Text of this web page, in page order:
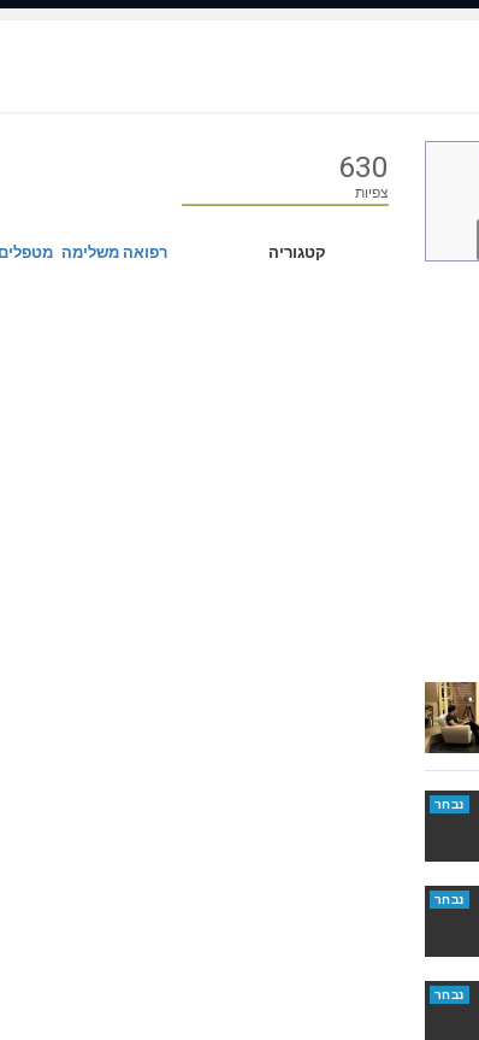
630
צפיות
קטגוריה רפואה משלימה
נבחר
נבחר
נבחר